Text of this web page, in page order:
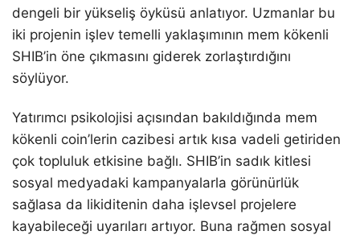
dengeli bir yükseliş öyküsü anlatıyor. Uzmanlar bu
iki projenin işlev temelli yaklaşımının mem kökenli
SHIB’in öne çıkmasını giderek zorlaştırdığını
söylüyor.
Yatırımcı psikolojisi açısından bakıldığında mem
kökenli coin’lerin cazibesi artık kısa vadeli getiriden
çok topluluk etkisine bağlı. SHIB’in sadık kitlesi
sosyal medyadaki kampanyalarla görünürlük
sağlasa da likiditenin daha işlevsel projelere
kayabileceği uyarıları artıyor. Buna rağmen sosyal